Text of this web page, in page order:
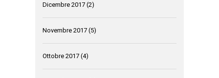
Dicembre 2017 (2)
Novembre 2017 (5)
Ottobre 2017 (4)